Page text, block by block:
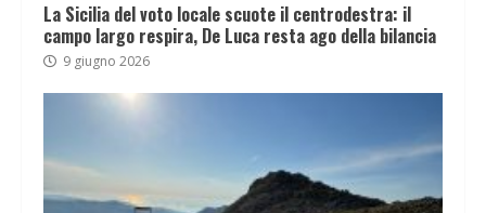
La Sicilia del voto locale scuote il centrodestra: il
campo largo respira, De Luca resta ago della bilancia
9 giugno 2026